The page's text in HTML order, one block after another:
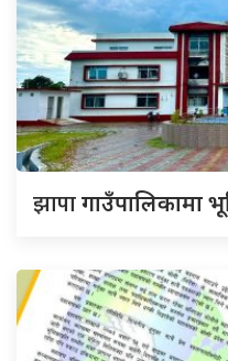
झापागाउँपालिकामा